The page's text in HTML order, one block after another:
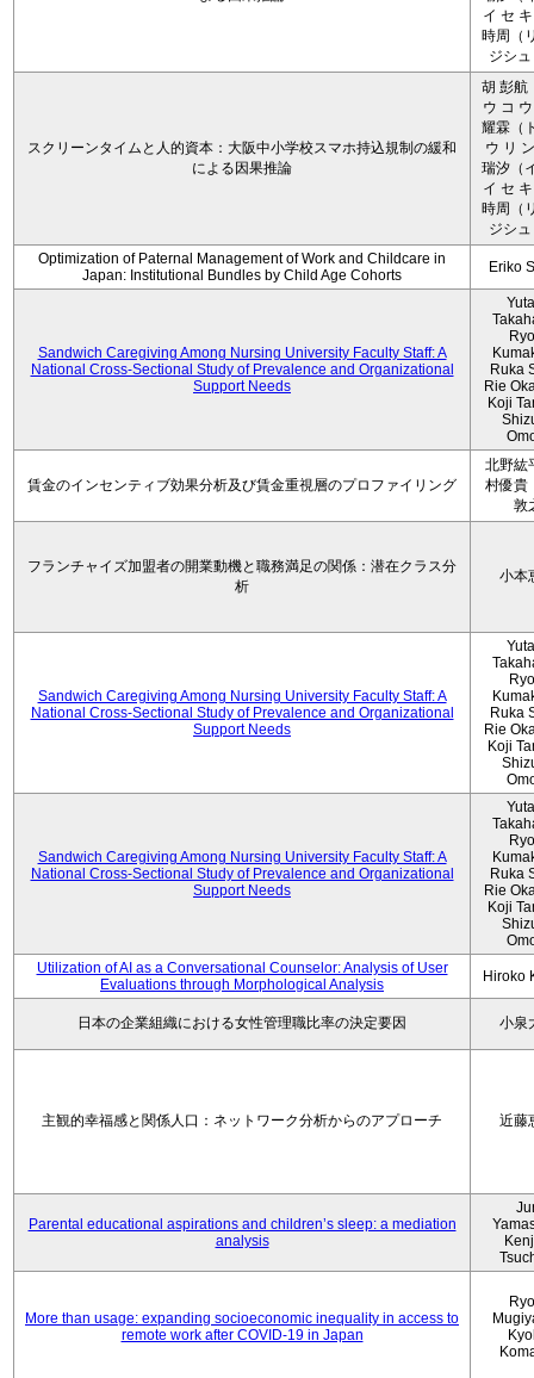
イ セ
時周（
ジシ
スクリーンタイムと人的資本：大阪中小学校スマホ持込規制の緩和
による因果推論
胡 彭航
ウ コ
耀霖（
ウ リ
瑞汐（
イ セ
時周（
ジシ
Optimization of Paternal Management of Work and Childcare in
Japan: Institutional Bundles by Child Age Cohorts
Eriko
Sandwich Caregiving Among Nursing University Faculty Staff: A
National Cross-Sectional Study of Prevalence and Organizational
Support Needs
Ruka
Rie
Koji
賃金のインセンティブ効果分析及び賃金重視層のプロファイリング
北野紘
村優貴
敦
フランチャイズ加盟者の開業動機と職務満足の関係：潜在クラス分
析
小本
Sandwich Caregiving Among Nursing University Faculty Staff: A
National Cross-Sectional Study of Prevalence and Organizational
Support Needs
Ruka
Rie
Koji
Sandwich Caregiving Among Nursing University Faculty Staff: A
National Cross-Sectional Study of Prevalence and Organizational
Support Needs
Ruka
Rie
Koji
Utilization of AI as a Conversational Counselor: Analysis of User
Evaluations through Morphological Analysis
Hiroko
日本の企業組織における女性管理職比率の決定要因 小泉
主観的幸福感と関係人口：ネットワーク分析からのアプローチ 近藤
Parental educational aspirations and children’s sleep: a mediation
analysis
More than usage: expanding socioeconomic inequality in access to
remote work after COVID-19 in Japan